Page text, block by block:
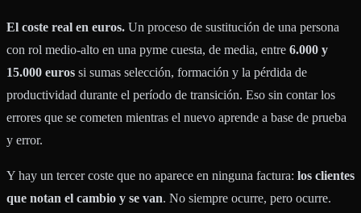
El coste real en euros. Un proceso de sustitución de una persona
con rol medio-alto en una pyme cuesta, de media, entre 6.000 y
15.000 euros si sumas selección, formación y la pérdida de
productividad durante el período de transición. Eso sin contar los
errores que se cometen mientras el nuevo aprende a base de prueba
y error.
Y hay un tercer coste que no aparece en ninguna factura: los clientes
que notan el cambio y se van. No siempre ocurre, pero ocurre.